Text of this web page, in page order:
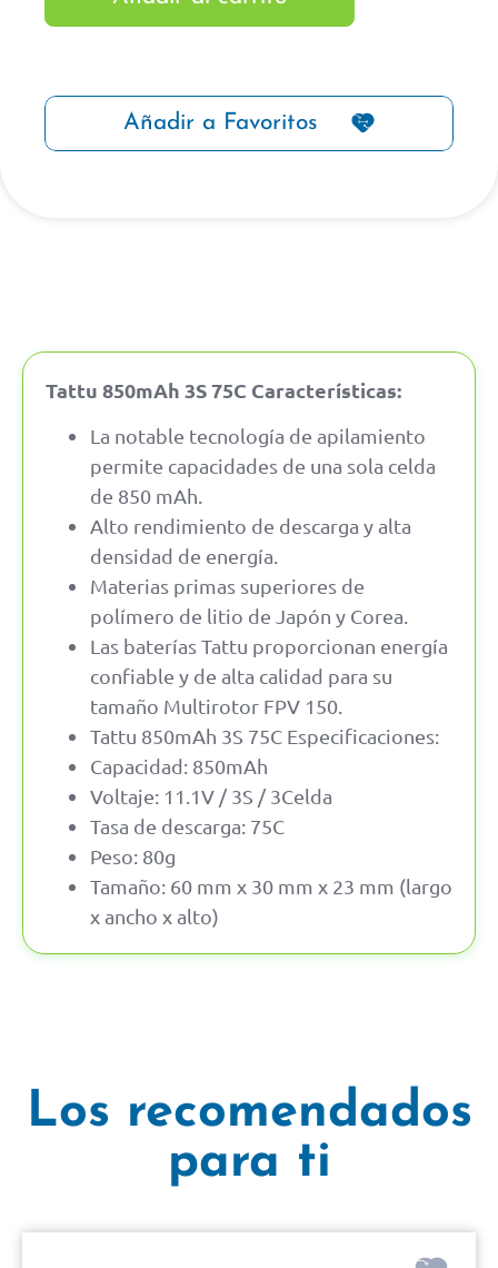
Añadir a Favoritos
Tattu 850mAh 3S 75C Características:
La notable tecnología de apilamiento
permite capacidades de una sola celda
de 850 mAh.
Alto rendimiento de descarga y alta
densidad de energía.
Materias primas superiores de
polímero de litio de Japón y Corea.
Las baterías Tattu proporcionan energía
confiable y de alta calidad para su
tamaño Multirotor FPV 150.
Tattu 850mAh 3S 75C Especificaciones:
Capacidad: 850mAh
Voltaje: 11.1V / 3S / 3Celda
Tasa de descarga: 75C
Peso: 80g
Tamaño: 60 mm x 30 mm x 23 mm (largo
x ancho x alto)
Los recomendados
para ti